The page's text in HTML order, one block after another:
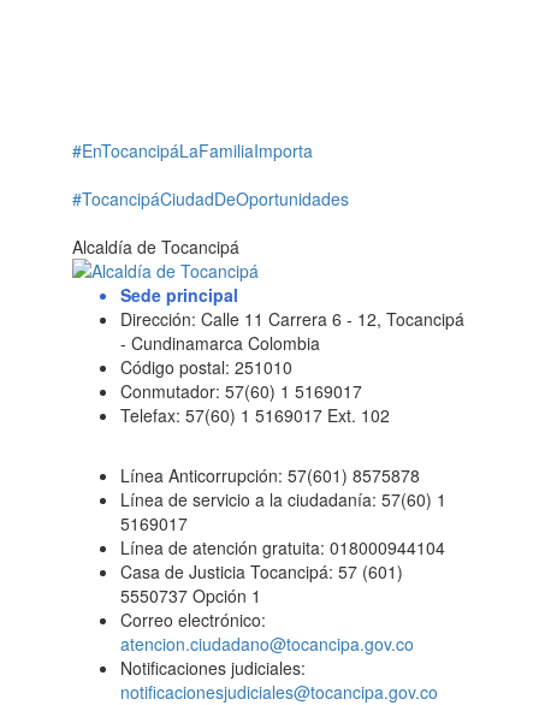
#EnTocancipáLaFamiliaImporta
#TocancipáCiudadDeOportunidades
Alcaldía de Tocancipá
Sede principal
Dirección: Calle 11 Carrera 6 - 12, Tocancipá
- Cundinamarca Colombia
Código postal: 251010
Conmutador: 57(60) 1 5169017
Telefax: 57(60) 1 5169017 Ext. 102
Línea Anticorrupción: 57(601) 8575878
Línea de servicio a la ciudadanía: 57(60) 1
5169017
Línea de atención gratuita: 018000944104
Casa de Justicia Tocancipá: 57 (601)
5550737 Opción 1
Correo electrónico:
atencion.ciudadano@tocancipa.gov.co
Notificaciones judiciales:
notificacionesjudiciales@tocancipa.gov.co